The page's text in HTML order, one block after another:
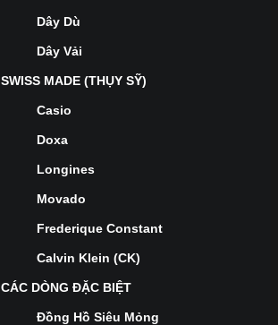
Dây Dù
Dây Vải
SWISS MADE (THỤY SỸ)
Casio
Doxa
Longines
Movado
Frederique Constant
Calvin Klein (CK)
CÁC DÒNG ĐẶC BIỆT
Đồng Hồ Siêu Mỏng